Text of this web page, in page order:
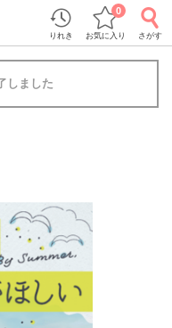
りれき お気に入り
0
さがす
しました